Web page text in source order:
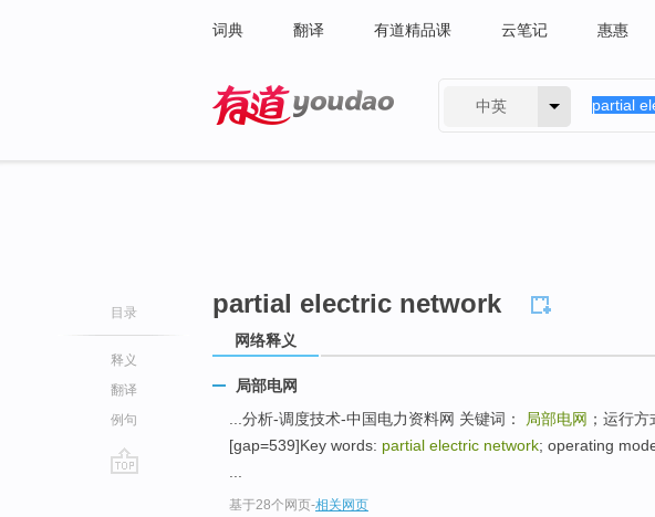
词典 翻译 有道精品课 云笔记 惠惠
中英
目录
释义
翻译
例句
partial electric network
网络释义
局部电网
...分析-调度技术-中国电力资料网 关键词：
局部电网 ；运行
[gap=539]Key words: partial electric network; operating
基于28个网页-相关网页